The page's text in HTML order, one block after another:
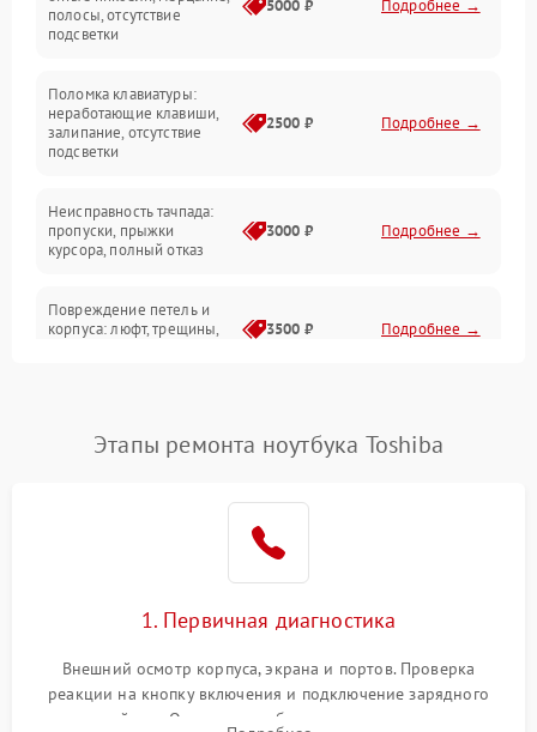
Электрические и системные сбои
Интерфейсные проблемы
Батарея
Сеть и интернет
полосы, отсутствие
подсветки
5000 ₽ Подробнее →
Поломка клавиатуры:
неработающие клавиши,
залипание, отсутствие
подсветки
2500 ₽ Подробнее →
Неисправность тачпада:
пропуски, прыжки
курсора, полный отказ
3000 ₽ Подробнее →
Повреждение петель и
корпуса: люфт, трещины,
3500 ₽ Подробнее →
невозможность зарядки,
2500 ₽ Подробнее →
2000 ₽
Перегрев из‑за пыли,
неисправности кулера
Выход из строя SSD или
Этапы ремонта ноутбука Toshiba
1. Первичная диагностика
Внешний осмотр корпуса, экрана и портов. Проверка
реакции на кнопку включения и подключение зарядного
устройства. Оценка потребления тока с помощью